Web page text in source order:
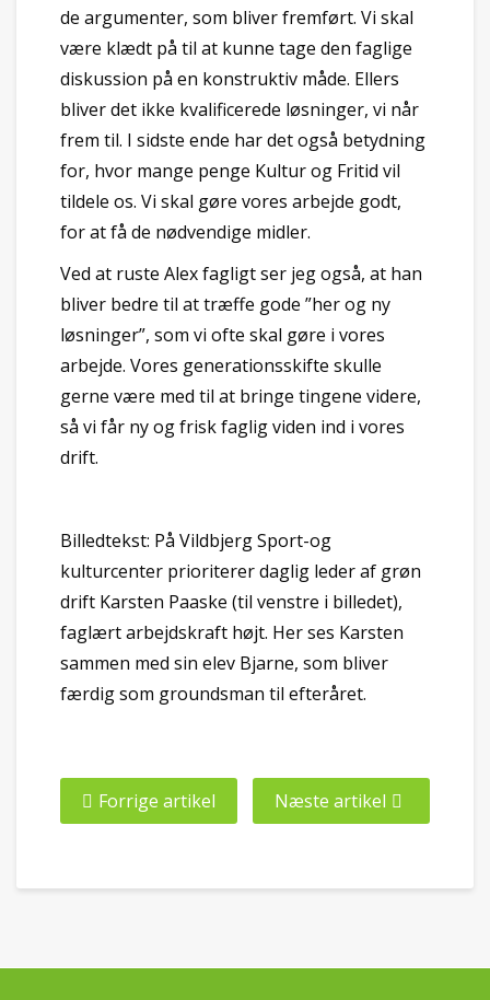
de argumenter, som bliver fremført. Vi skal
være klædt på til at kunne tage den faglige
diskussion på en konstruktiv måde. Ellers
bliver det ikke kvalificerede løsninger, vi når
frem til. I sidste ende har det også betydning
for, hvor mange penge Kultur og Fritid vil
tildele os. Vi skal gøre vores arbejde godt,
for at få de nødvendige midler.
Ved at ruste Alex fagligt ser jeg også, at han
bliver bedre til at træffe gode ”her og ny
løsninger”, som vi ofte skal gøre i vores
arbejde. Vores generationsskifte skulle
gerne være med til at bringe tingene videre,
så vi får ny og frisk faglig viden ind i vores
drift.
Billedtekst: På Vildbjerg Sport-og
kulturcenter prioriterer daglig leder af grøn
drift Karsten Paaske (til venstre i billedet),
faglært arbejdskraft højt. Her ses Karsten
sammen med sin elev Bjarne, som bliver
færdig som groundsman til efteråret.
Forrige artikel Næste artikel